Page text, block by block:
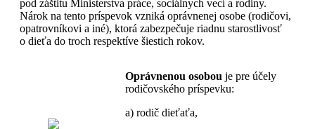
pod záštitu Ministerstva práce, sociálnych vecí a rodiny.
Nárok na tento príspevok vzniká oprávnenej osobe (rodičovi,
opatrovníkovi a iné), ktorá zabezpečuje riadnu starostlivosť
o dieťa do troch respektíve šiestich rokov.
Oprávnenou osobou je pre účely
rodičovského príspevku:
a) rodič dieťaťa,